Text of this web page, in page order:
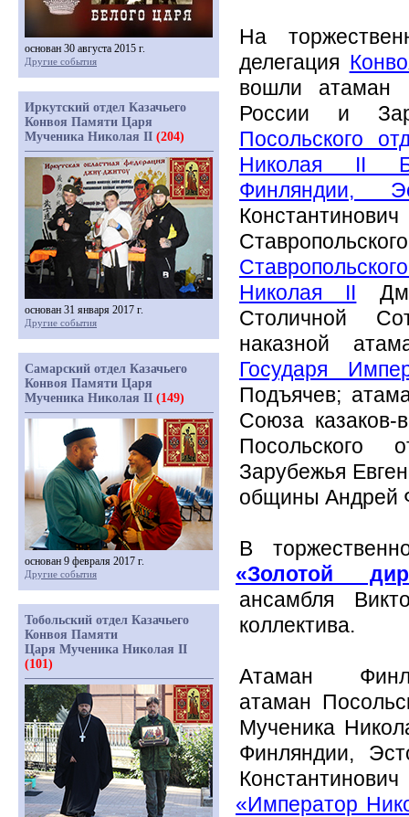
На
делегация
вошли атаман
России и
Посольского
Николая II
Финляндии,
Николая II
Столичной
наказной
Государя
Подъячев;
Союза казаков-
Посольского
Зарубежья
общины Андрей
В
«Золотой
ансамбля
коллектива.
Атаман
атаман
Мученика
Финляндии,
«Император
основан 30 августа 2015 г.
Другие события
Иркутский отдел Казачьего
Конвоя Памяти Царя
Мученика Николая II (204)
основан 31 января 2017 г.
Другие события
Самарский отдел Казачьего
Конвоя Памяти Царя
Мученика Николая II (149)
основан 9 февраля 2017 г.
Другие события
Тобольский отдел Казачьего
Конвоя Памяти
Царя Мученика Николая II
(101)